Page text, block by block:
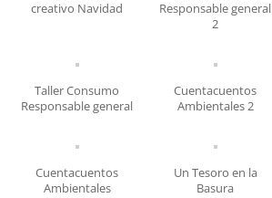
creativo Navidad
Responsable general
2
Taller Consumo
Responsable general
Cuentacuentos
Ambientales 2
Cuentacuentos
Ambientales
Un Tesoro en la
Basura